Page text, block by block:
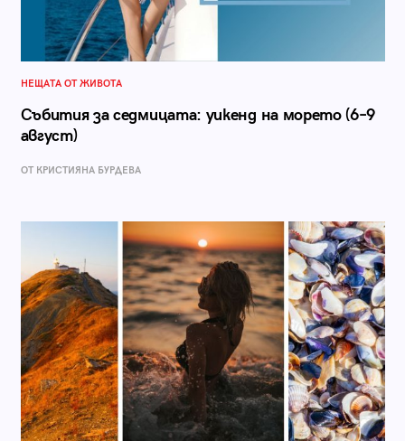
НЕЩАТА ОТ ЖИВОТА
Събития за седмицата: уикенд на морето (6–9
август)
ОТ КРИСТИЯНА БУРДЕВА